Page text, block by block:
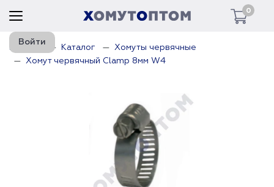
0
Войти
Главная Каталог
Хомуты червячные
Хомут червячный Clamp 8мм W4